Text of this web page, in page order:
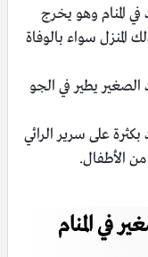
المنام وهو يخرج
المنزل سواء بالوفاة
يطير في الجو
على سرير الرائي
الأطفال.
في المنام